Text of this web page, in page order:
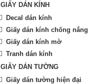
GIẤY DÁN KÍNH
Decal dán kính
Giấy dán kính chống nắng
Giấy dán kính mờ
Tranh dán kính
GIẤY DÁN TƯỜNG
Giấy dán tường hiện đại